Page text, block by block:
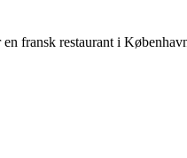
fransk restaurant i